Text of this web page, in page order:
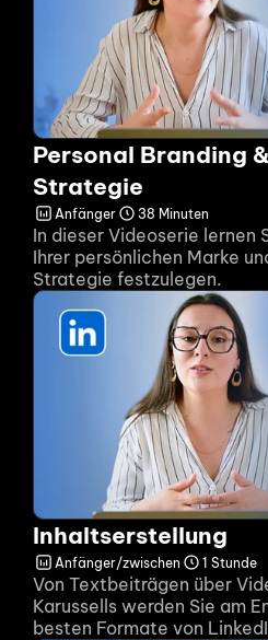
Personal Branding
Strategie
Anfänger 38 Minuten
In dieser Videoserie lernen
Ihrer persönlichen Marke
Strategie festzulegen.
Inhaltserstellung
Anfänger/zwischen 1 Stunde
Von Textbeiträgen über
Karussells werden Sie am
besten Formate von